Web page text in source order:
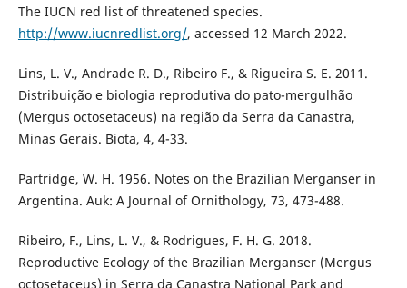
The IUCN red list of threatened species.
http://www.iucnredlist.org/, accessed 12 March 2022.
Lins, L. V., Andrade R. D., Ribeiro F., & Rigueira S. E. 2011.
Distribuição e biologia reprodutiva do pato-mergulhão
(Mergus octosetaceus) na região da Serra da Canastra,
Minas Gerais. Biota, 4, 4-33.
Partridge, W. H. 1956. Notes on the Brazilian Merganser in
Argentina. Auk: A Journal of Ornithology, 73, 473-488.
Ribeiro, F., Lins, L. V., & Rodrigues, F. H. G. 2018.
Reproductive Ecology of the Brazilian Merganser (Mergus
octosetaceus) in Serra da Canastra National Park and